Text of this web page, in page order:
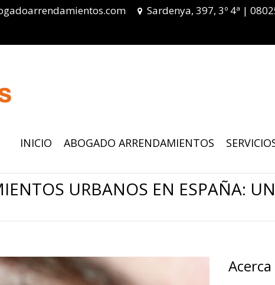
Sardenya, 397, 3º 4ª |
INICIO ABOGADO ARRENDAMIENTOS
URBANOS EN ESPAÑA: